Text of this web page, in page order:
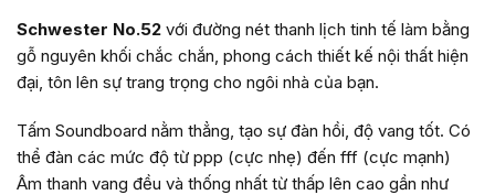
Schwester No.52 với đường nét thanh lịch tinh tế làm bằng
gỗ nguyên khối chắc chắn, phong cách thiết kế nội thất hiện
đại, tôn lên sự trang trọng cho ngôi nhà của bạn.
Tấm Soundboard nằm thẳng, tạo sự đàn hồi, độ vang tốt. Có
thể đàn các mức độ từ ppp (cực nhẹ) đến fff (cực mạnh)
Âm thanh vang đều và thống nhất từ thấp lên cao gần như